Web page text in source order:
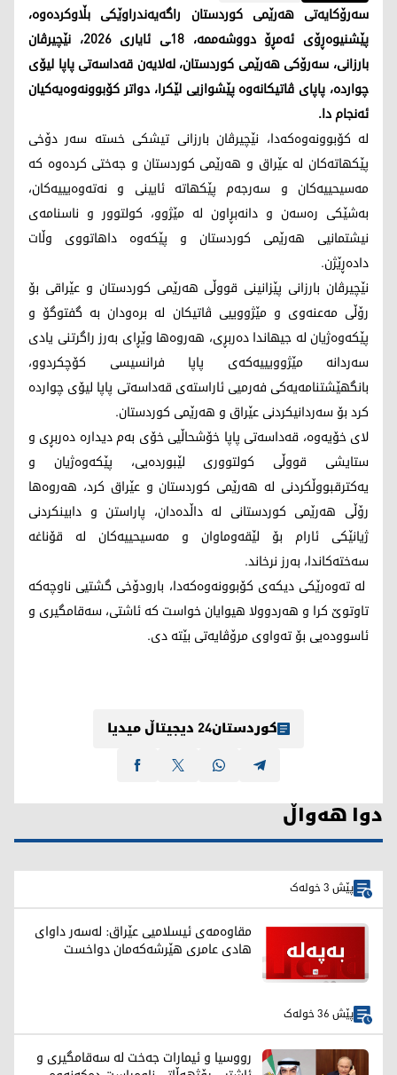
سەرۆکایەتی هەرێمی کوردستان راگەیەندراوێکی بڵاوکردەوە،
پێشنيوه‌ڕۆى ئەمڕۆ دووشەممە، 18ـی ئایاری 2026، نێچیرڤان
بارزانی، سەرۆکی هەرێمی کوردستان، لەلایەن قەداسەتی پاپا ليۆى
چوارده‌، پاپای ڤاتیکانەوە پێشوازیی لێکرا، دواتر کۆبوونەوەیەکیان
ئەنجام دا.
لە كۆبوونه‌وه‌كه‌دا، نێچیرڤان بارزانی تیشکی خستە سەر دۆخی
پێکهاتەکان له‌ عێراق و هه‌رێمى كوردستان و جەختی کردەوە کە
مەسیحییەکان و سەرجەم پێکهاتە ئایینی و نەتەوەیییەکان،
بەشێکی رەسەن و دانەبڕاون لە مێژوو، کولتوور و ناسنامەی
نيشتمانيى هەرێمی کوردستان و پێکەوە داهاتووی وڵات
دادەڕێژن.
نێچیرڤان بارزانی پێزانینی قووڵی هەرێمی کوردستان و عێراقی بۆ
رۆڵی مەعنەوی و مێژوویيی ڤاتیکان لە برەودان بە گفتوگۆ و
پێکەوەژیان لە جیهاندا دەربڕی، هه‌روه‌ها وێڕای بەرز راگرتنی یادی
سەردانە مێژوویيیەکەی پاپا فرانسیسی کۆچکردوو،
بانگهێشتنامەیەکی فەرمیی ئاراستەی قەداسەتی پاپا لیۆی چواردە
کرد بۆ سەردانیکردنی عێراق و هەرێمی کوردستان.
لای خۆیەوە، قەداسەتی پاپا خۆشحاڵیی خۆی بەم دیدارە دەربڕی و
ستایشی قووڵی کولتووری لێبوردەیی، پێکەوەژیان و
یەکترقبووڵکردنى لە هەرێمی کوردستان و عێراق كرد، هه‌روه‌ها
رۆڵى هەرێمی کوردستانی لە داڵدەدان، پاراستن و دابینکردنی
ژیانێکی ئارام بۆ لێقەوماوان و مەسیحییەکان لە قۆناغە
سەختەکاندا، به‌رز نرخاند.
لە تەوەرێکی ديكه‌ی کۆبوونەوەکەدا، بارودۆخی گشتیی ناوچەکە
تاوتوێ کرا و هه‌ردوولا هیوایان خواست کە ئاشتی، سەقامگیری و
ئاسوودەیی بۆ تەواوی مرۆڤایەتی بێتە دی.
کوردستان24 دیجیتاڵ میدیا
دوا هەواڵ
پێش 3 خولەک
مقاوەمەی ئیسلامیی عێراق: لەسەر داوای
هادی عامری هێرشەکەمان دواخست
پێش 36 خولەک
رووسیا و ئیمارات جەخت لە سەقامگیری و